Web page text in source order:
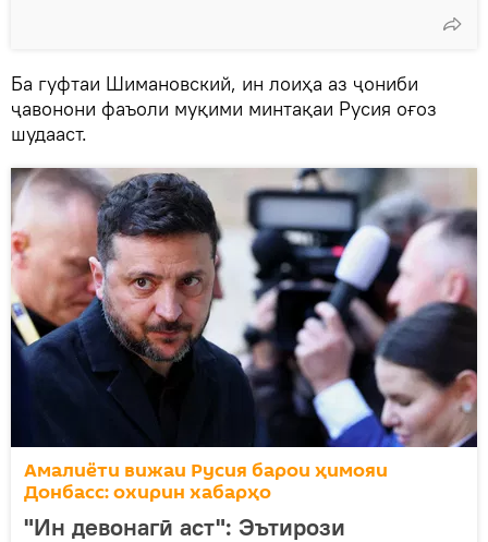
Ба гуфтаи Шимановский, ин лоиҳа аз ҷониби
ҷавонони фаъоли муқими минтақаи Русия оғоз
шудааст.
Амалиёти вижаи Русия барои ҳимояи
Донбасс: охирин хабарҳо
"Ин девонагӣ аст": Эътирози